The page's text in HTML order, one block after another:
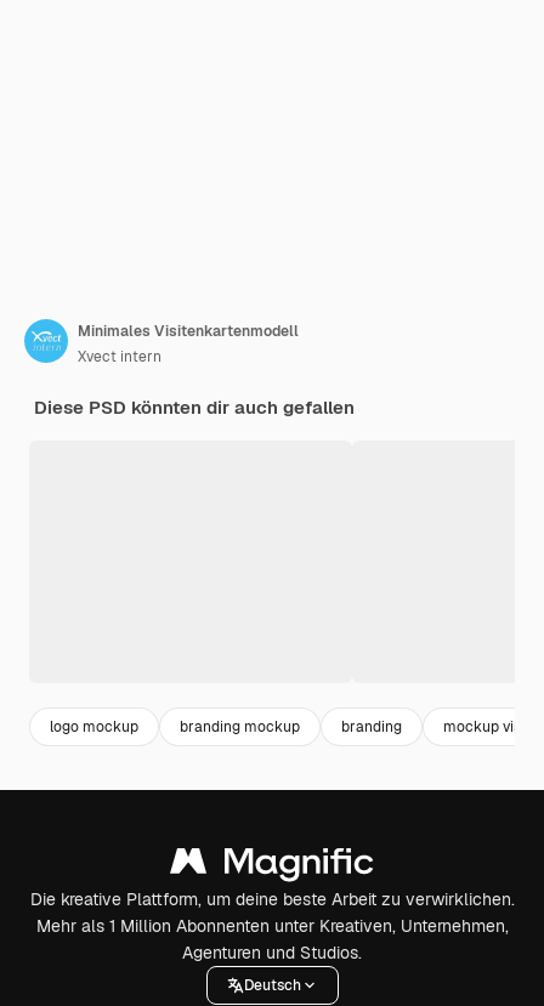
Minimales Visitenkartenmodell
Xvect intern
Diese PSD könnten dir auch gefallen
logo mockup branding mockup branding mockup
Die kreative Plattform, um deine beste Arbeit zu verwirklichen.
Mehr als 1 Million Abonnenten unter Kreativen, Unternehmen,
Agenturen und Studios.
Deutsch